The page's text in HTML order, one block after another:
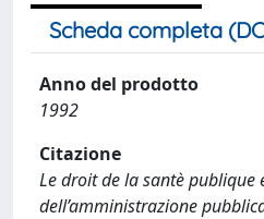
Scheda completa
Anno del prodotto
1992
Citazione
Le droit de la santè publique
dell’amministrazione